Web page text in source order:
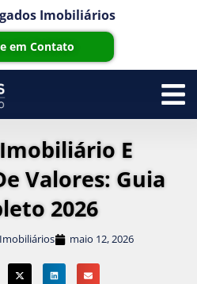
Imobiliários
em Contato
E
Valores: Guia
2026
maio 12, 2026